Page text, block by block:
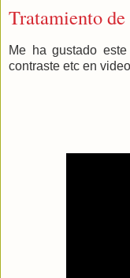
Tratamiento
Me ha gustado
contraste etc en